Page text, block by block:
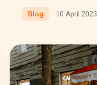
Blog 10 April 2023